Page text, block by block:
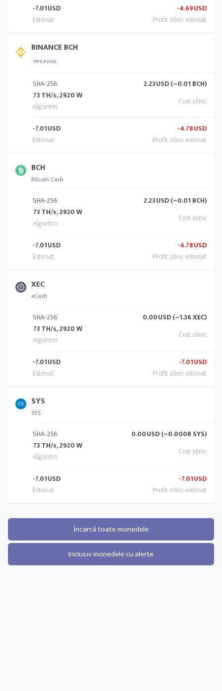
-7.01USD -4.69USD
BINANCE BCH
PPS POOL
SHA-256
73 TH/s, 2920 W
2.23USD (~0.01 BCH)
-7.01USD -4.78USD
BCH
Bitcoin Cash
SHA-256
73 TH/s, 2920 W
2.23USD (~0.01 BCH)
-7.01USD -4.78USD
XEC
eCash
SHA-256
73 TH/s, 2920 W
0.00USD (~1.36 XEC)
-7.01USD -7.01USD
SYS
SYS
SHA-256
73 TH/s, 2920 W
0.00USD (~0.0008 SYS)
-7.01USD -7.01USD
Încarcă toate monedele
Inclusiv monedele cu alerte